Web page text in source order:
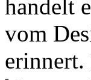
handelt
vom